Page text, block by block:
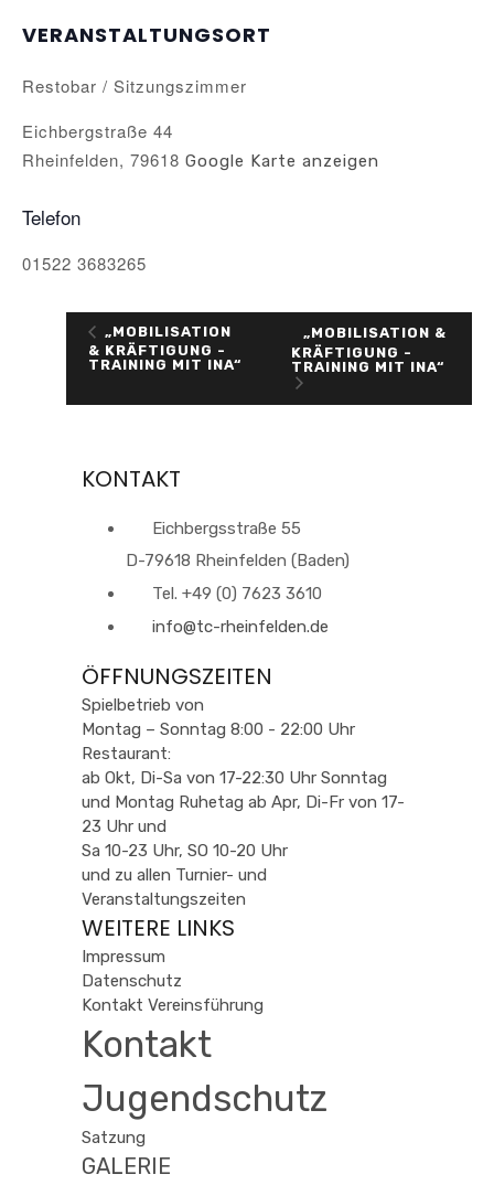
VERANSTALTUNGSORT
Restobar / Sitzungszimmer
Eichbergstraße 44
Rheinfelden, 79618 Google Karte anzeigen
Telefon
01522 3683265
„MOBILISATION
& KRÄFTIGUNG -
TRAINING MIT INA“
„MOBILISATION &
KRÄFTIGUNG -
TRAINING MIT INA“
KONTAKT
Eichbergsstraße 55
D-79618 Rheinfelden (Baden)
Tel. +49 (0) 7623 3610
info@tc-rheinfelden.de
ÖFFNUNGSZEITEN
Spielbetrieb von
Montag – Sonntag 8:00 - 22:00 Uhr
Restaurant:
ab Okt, Di-Sa von 17-22:30 Uhr Sonntag
und Montag Ruhetag ab Apr, Di-Fr von 17-
23 Uhr und
Sa 10-23 Uhr, SO 10-20 Uhr
und zu allen Turnier- und
Veranstaltungszeiten
WEITERE LINKS
Impressum
Datenschutz
Kontakt Vereinsführung
Kontakt
Jugendschutz
Satzung
GALERIE